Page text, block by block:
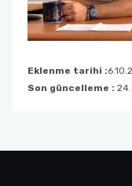
Eklenme tarihi :
Son güncelleme :